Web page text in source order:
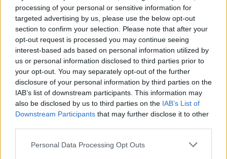
processing of your personal or sensitive information for
targeted advertising by us, please use the below opt-out
section to confirm your selection. Please note that after your
opt-out request is processed you may continue seeing
interest-based ads based on personal information utilized by
us or personal information disclosed to third parties prior to
your opt-out. You may separately opt-out of the further
disclosure of your personal information by third parties on the
IAB’s list of downstream participants. This information may
also be disclosed by us to third parties on the IAB’s List of
Downstream Participants that may further disclose it to other
Please note that this website/app uses one or more Google
Personal Data Processing Opt Outs